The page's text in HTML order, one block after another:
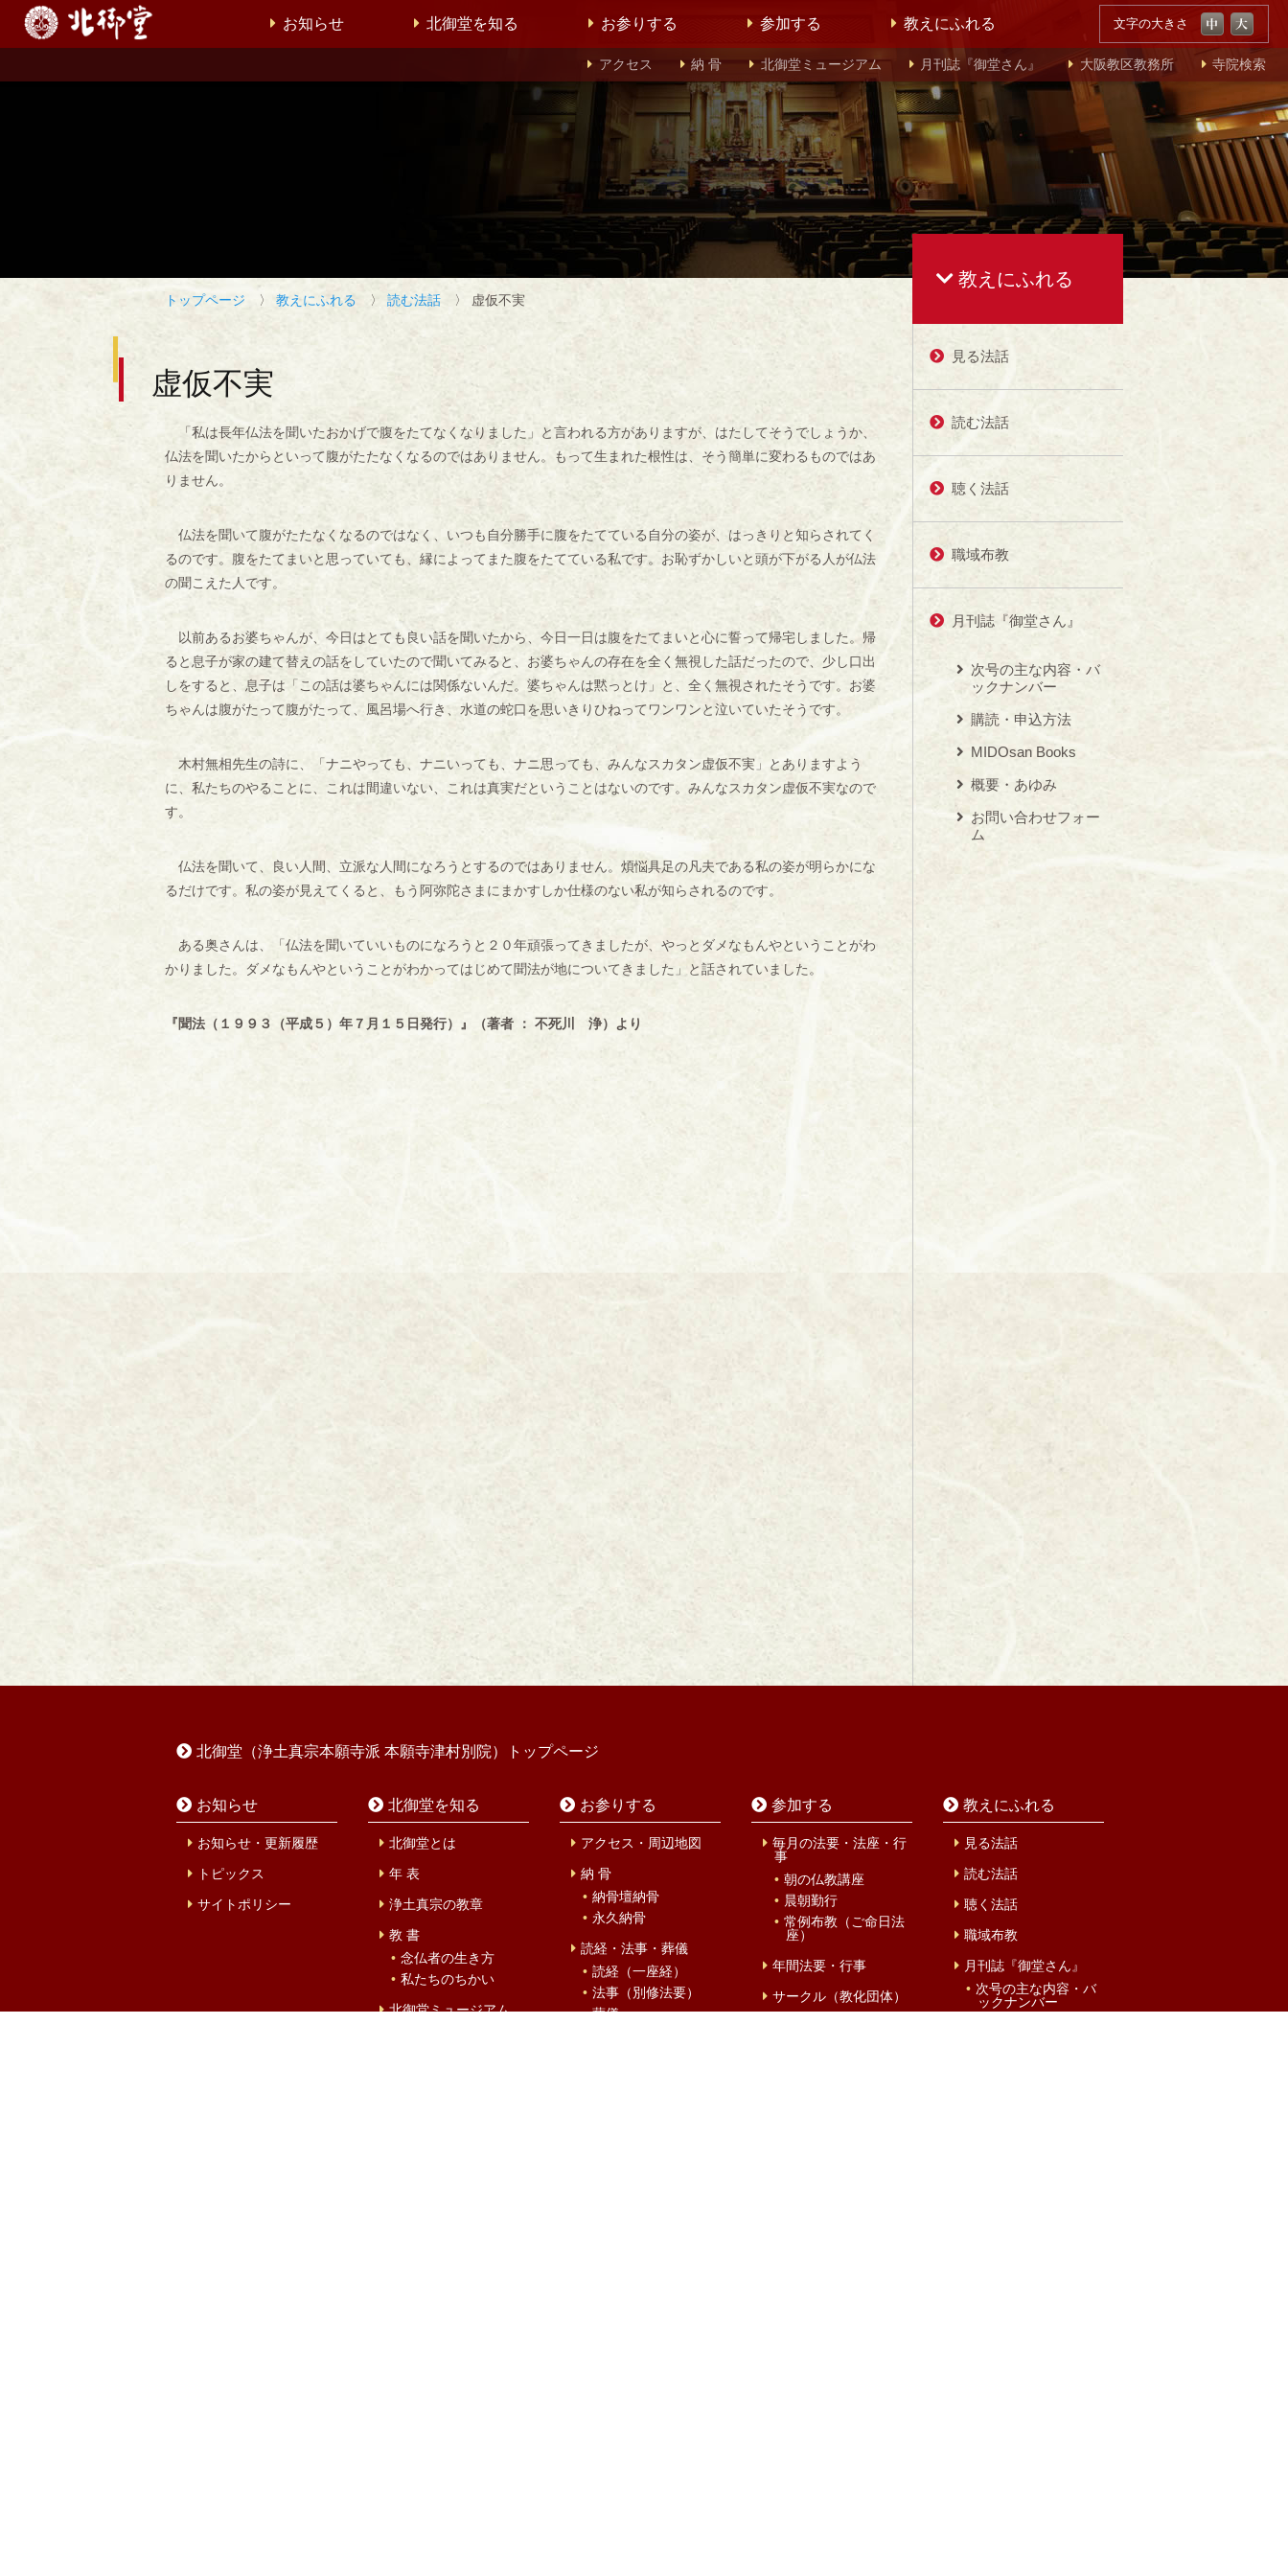
文字の大きさ
お知らせ 北御堂を知る お参りする 参加する 教えにふれる
アクセス 納 骨 北御堂ミュージアム 月刊誌『御堂さん』 大阪教区教務所 寺院検索
トップページ 〉 教えにふれる 〉 読む法話 〉 虚仮不実
虚仮不実
「私は長年仏法を聞いたおかげで腹をたてなくなりました」と言われる方がありますが、はたしてそうでしょうか、
仏法を聞いたからといって腹がたたなくなるのではありません。もって生まれた根性は、そう簡単に変わるものではあ
りません。
仏法を聞いて腹がたたなくなるのではなく、いつも自分勝手に腹をたてている自分の姿が、はっきりと知らされてく
るのです。腹をたてまいと思っていても、縁によってまた腹をたてている私です。お恥ずかしいと頭が下がる人が仏法
の聞こえた人です。
以前あるお婆ちゃんが、今日はとても良い話を聞いたから、今日一日は腹をたてまいと心に誓って帰宅しました。帰
ると息子が家の建て替えの話をしていたので聞いてみると、お婆ちゃんの存在を全く無視した話だったので、少し口出
しをすると、息子は「この話は婆ちゃんには関係ないんだ。婆ちゃんは黙っとけ」と、全く無視されたそうです。お婆
ちゃんは腹がたって腹がたって、風呂場へ行き、水道の蛇口を思いきりひねってワンワンと泣いていたそうです。
木村無相先生の詩に、「ナニやっても、ナニいっても、ナニ思っても、みんなスカタン虚仮不実」とありますよう
に、私たちのやることに、これは間違いない、これは真実だということはないのです。みんなスカタン虚仮不実なので
す。
仏法を聞いて、良い人間、立派な人間になろうとするのではありません。煩悩具足の凡夫である私の姿が明らかにな
るだけです。私の姿が見えてくると、もう阿弥陀さまにまかすしか仕様のない私が知らされるのです。
ある奥さんは、「仏法を聞いていいものになろうと２０年頑張ってきましたが、やっとダメなもんやということがわ
かりました。ダメなもんやということがわかってはじめて聞法が地についてきました」と話されていました。
『聞法（１９９３（平成５）年７月１５日発行）』（著者 ： 不死川 浄）より
教えにふれる
見る法話
読む法話
聴く法話
職域布教
月刊誌『御堂さん』
次号の主な内容・バ
ックナンバー
購読・申込方法
MIDOsan Books
概要・あゆみ
お問い合わせフォー
ム
北御堂（浄土真宗本願寺派 本願寺津村別院）トップページ
お知らせ
お知らせ・更新履歴
トピックス
サイトポリシー
北御堂を知る
北御堂とは
年 表
浄土真宗の教章
教 書
念仏者の生き方
私たちのちかい
北御堂ミュージアム
お参りする
アクセス・周辺地図
納 骨
納骨壇納骨
永久納骨
読経・法事・葬儀
読経（一座経）
法事（別修法要）
葬儀
参加する
毎月の法要・法座・行
事
朝の仏教講座
晨朝勤行
常例布教（ご命日法
座）
年間法要・行事
サークル（教化団体）
教えにふれる
見る法話
読む法話
聴く法話
職域布教
月刊誌『御堂さん』
次号の主な内容・バ
ックナンバー